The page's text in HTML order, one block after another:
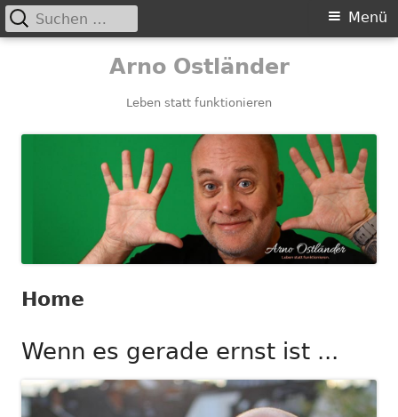
Arno Ostländer
Leben statt funktionieren
Primäres
Menü
Suchen
nach:
Home
Wenn es gerade ernst ist ...